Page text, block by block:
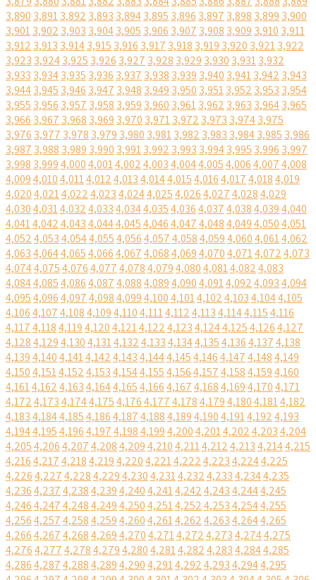
3,890 3,8913,892 3,893 3,8943,895 3,896 3,897 3,898 3,899 3,900
3,9013,902 3,903 3,9043,905 3,906 3,907 3,908 3,909 3,910 3,911
3,912 3,913 3,9143,915 3,916 3,917 3,918 3,919 3,920 3,9213,922
3,923 3,9243,925 3,926 3,927 3,928 3,929 3,930 3,9313,932
3,933 3,9343,935 3,936 3,937 3,938 3,939 3,940 3,9413,942 3,943
3,9443,945 3,946 3,947 3,948 3,949 3,950 3,9513,952 3,953 3,954
3,955 3,956 3,957 3,958 3,959 3,960 3,9613,962 3,963 3,9643,965
3,966 3,967 3,968 3,969 3,970 3,9713,972 3,973 3,9743,975
3,976 3,977 3,978 3,979 3,980 3,9813,982 3,983 3,9843,985 3,986
3,987 3,988 3,989 3,990 3,9913,992 3,993 3,9943,995 3,996 3,997
3,998 3,9994,0004,0014,0024,0034,0044,0054,0064,0074,008
4,0094,0104,0114,0124,0134,0144,0154,0164,0174,0184,019
4,0204,0214,0224,0234,0244,0254,0264,0274,0284,029
4,0304,0314,0324,0334,0344,0354,0364,0374,0384,0394,040
4,0414,0424,0434,0444,0454,0464,0474,0484,0494,0504,051
4,0524,0534,0544,0554,0564,0574,0584,0594,0604,0614,062
4,0634,0644,0654,0664,0674,0684,0694,0704,0714,0724,073
4,0744,0754,0764,0774,0784,0794,0804,0814,0824,083
4,0844,0854,0864,0874,0884,0894,0904,0914,0924,0934,094
4,0954,0964,0974,0984,0994,1004,1014,1024,1034,1044,105
4,1064,1074,1084,1094,1104,1114,1124,1134,1144,1154,116
4,1174,1184,1194,1204,1214,1224,1234,1244,1254,1264,127
4,1284,1294,1304,1314,1324,1334,1344,1354,1364,1374,138
4,1394,1404,1414,1424,1434,1444,1454,1464,1474,1484,149
4,1504,1514,1524,1534,1544,1554,1564,1574,1584,1594,160
4,1614,1624,1634,1644,1654,1664,1674,1684,1694,1704,171
4,1724,1734,1744,1754,1764,1774,1784,1794,1804,1814,182
4,1834,1844,1854,1864,1874,1884,1894,1904,1914,1924,193
4,1944,1954,1964,1974,1984,1994,2004,2014,2024,2034,204
4,2054,2064,2074,2084,2094,2104,2114,2124,2134,2144,215
4,2164,2174,2184,2194,2204,2214,2224,2234,2244,225
4,2264,2274,2284,2294,2304,2314,2324,2334,2344,235
4,2364,2374,2384,2394,2404,2414,2424,2434,2444,245
4,2464,2474,2484,2494,2504,2514,2524,2534,2544,255
4,2564,2574,2584,2594,2604,2614,2624,2634,2644,265
4,2664,2674,2684,2694,2704,2714,2724,2734,2744,275
4,2764,2774,2784,2794,2804,2814,2824,2834,2844,285
4,2864,2874,2884,2894,2904,2914,2924,2934,2944,295